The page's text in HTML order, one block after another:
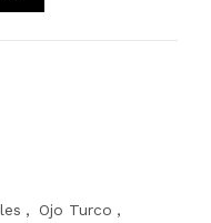
, Ojo Turco ,